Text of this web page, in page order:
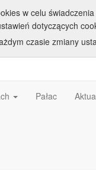
Pałac
w celu
dotyczących
czasie zmiany